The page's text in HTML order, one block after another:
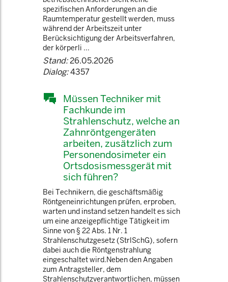
spezifischen Anforderungen an die
Raumtemperatur gestellt werden, muss
während der Arbeitszeit unter
Berücksichtigung der Arbeitsverfahren,
der körperli ...
Stand:26.05.2026
Dialog:4357
Müssen Techniker mit
Fachkunde im
Strahlenschutz, welche an
Zahnröntgengeräten
arbeiten, zusätzlich zum
Personendosimeter ein
Ortsdosismessgerät mit
sich führen?
Bei Technikern, die geschäftsmäßig
Röntgeneinrichtungen prüfen, erproben,
warten und instand setzen handelt es sich
um eine anzeigepflichtige Tätigkeit im
Sinne von § 22 Abs. 1 Nr. 1
Strahlenschutzgesetz (StrlSchG), sofern
dabei auch die Röntgenstrahlung
eingeschaltet wird.Neben den Angaben
zum Antragsteller, dem
Strahlenschutzverantwortlichen, müssen